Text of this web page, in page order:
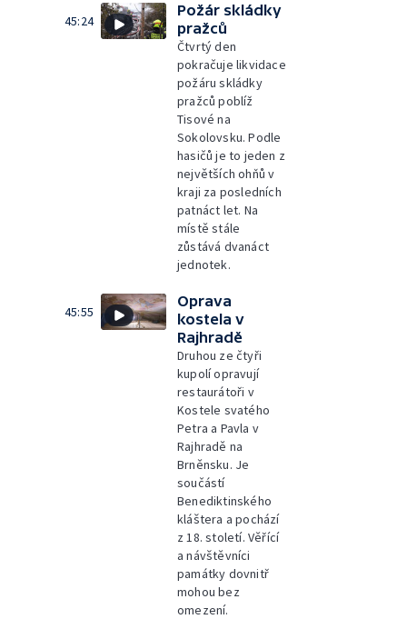
45:24
Požár skládky
pražců
Čtvrtý den
pokračuje likvidace
požáru skládky
pražců poblíž
Tisové na
Sokolovsku. Podle
hasičů je to jeden z
největších ohňů v
kraji za posledních
patnáct let. Na
místě stále
zůstává dvanáct
jednotek.
45:55
Oprava
kostela v
Rajhradě
Druhou ze čtyři
kupolí opravují
restaurátoři v
Kostele svatého
Petra a Pavla v
Rajhradě na
Brněnsku. Je
součástí
Benediktinského
kláštera a pochází
z 18. století. Věřící
a návštěvníci
památky dovnitř
mohou bez
omezení.